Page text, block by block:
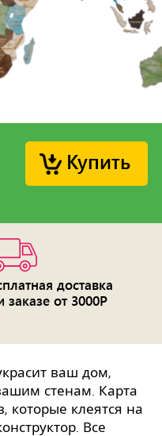
Купить
доставка
заказе от 3000Р
ваш дом,
стенам. Карта
которые клеятся на
Все